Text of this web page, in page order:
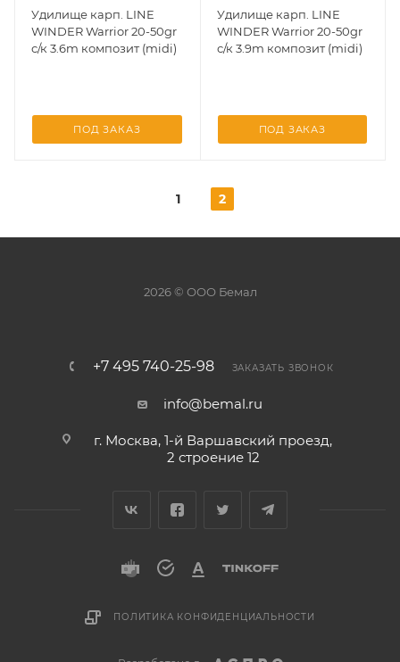
Удилище карп. LINE
WINDER Warrior 20-50gr
с/к 3.6m композит (midi)
ПОД ЗАКАЗ
Удилище карп. LINE
WINDER Warrior 20-50gr
с/к 3.9m композит (midi)
ПОД ЗАКАЗ
1 2
2026 © ООО Бемал
+7 495 740-25-98 ЗАКАЗАТЬ ЗВОНОК
info@bemal.ru
г. Москва, 1-й Варшавский проезд,
2 строение 12
ПОЛИТИКА КОНФИДЕНЦИАЛЬНОСТИ